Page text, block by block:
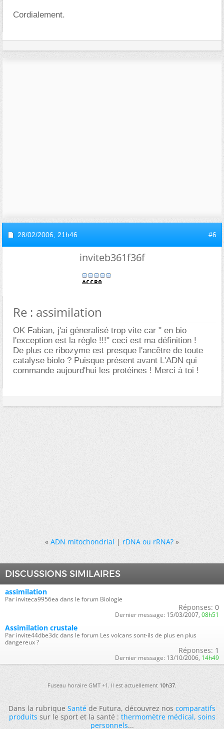
Cordialement.
28/02/2006, 21h46 #6
inviteb361f36f
Re : assimilation
OK Fabian, j'ai géneralisé trop vite car " en bio
l'exception est la règle !!!" ceci est ma définition !
De plus ce ribozyme est presque l'ancêtre de toute
catalyse biolo ? Puisque présent avant L'ADN qui
commande aujourd'hui les protéines ! Merci à toi !
« ADN mitochondrial|rDNA ou rRNA? »
DISCUSSIONS SIMILAIRES
assimilation
Par inviteca9956ea dans le forum Biologie
Réponses: 0
Dernier message: 15/03/2007, 08h51
Assimilation crustale
Par invite44dbe3dc dans le forum Les volcans sont-ils de plus en plus
dangereux ?
Réponses: 1
Dernier message: 13/10/2006, 14h49
Fuseau horaire GMT +1. Il est actuellement10h37.
Dans la rubriqueSantéde Futura, découvrez noscomparatifs
produitssur le sport et la santé :thermomètre médical,soins
personnels...